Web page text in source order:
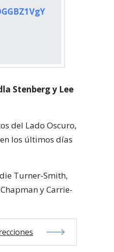
Stenberg y Lee
del Lado Oscuro,
los últimos días
Turner-Smith,
y Carrie-